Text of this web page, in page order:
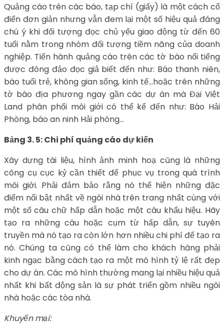
Quảng cáo trên các báo, tạp chí (giấy) là một cách cổ
điển đơn giản nhưng vẫn đem lại một số hiệu quả đáng
chú ý khi đối tượng đọc chủ yếu giao động từ đến 60
tuổi nằm trong nhóm đối tượng tiềm năng của doanh
nghiệp. Tiến hành quảng cáo trên các tờ báo nổi tiếng
được đông đảo đọc giả biết đến như: Báo thanh niên,
báo tuổi trẻ, không gian sống, kinh tế…hoặc trên những
tờ báo địa phương ngay gần các dự án mà Đại Việt
Land phân phối môi giới có thể kể đến như: Báo Hải
Phòng, báo an ninh Hải phòng…
Bảng 3. 5: Chi phí quảng cáo dự kiến
Xây dựng tài liệu, hình ảnh minh hoạ cũng là những
công cụ cục kỷ cần thiết để phục vụ trong quá trình
môi giới. Phải đảm bảo rằng nó thể hiện những đặc
điểm nổi bật nhất về ngôi nhà trên trang nhất cùng với
một số câu chữ hấp dẫn hoặc một câu khẩu hiệu. Hãy
tạo ra những câu hoặc cụm từ hấp dẫn, sự tuyên
truyền mà nó tạo ra còn lớn hơn nhiều chi phí để tạo ra
nó. Chúng ta cũng có thể làm cho khách hàng phải
kinh ngạc bằng cách tạo ra một mô hình tỷ lệ rất đẹp
cho dự án. Các mô hình thường mang lại nhiều hiệu quả
nhất khi bất động sản là sự phát triển gồm nhiều ngôi
nhà hoặc các tòa nhà.
Khuyến mại: